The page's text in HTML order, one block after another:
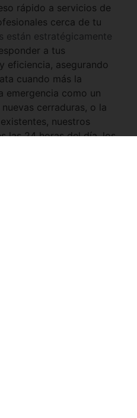
rápido a servicios de
cerca de tu
están estratégicamente
a tus
eficiencia, asegurando
cuando más la
emergencia como un
cerraduras, o la
nuestros
las 24 horas del día, los